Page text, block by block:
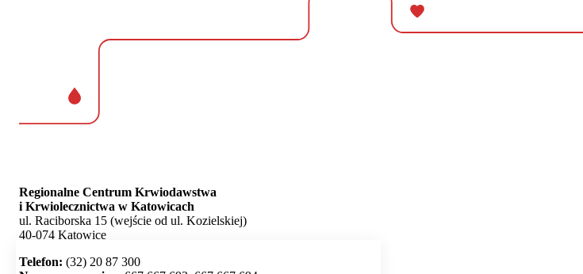
Regionalne Centrum Krwiodawstwa
i Krwiolecznictwa w Katowicach
ul. Raciborska 15 (wejście od ul. Kozielskiej)
40-074 Katowice
Telefon: (32) 20 87 300